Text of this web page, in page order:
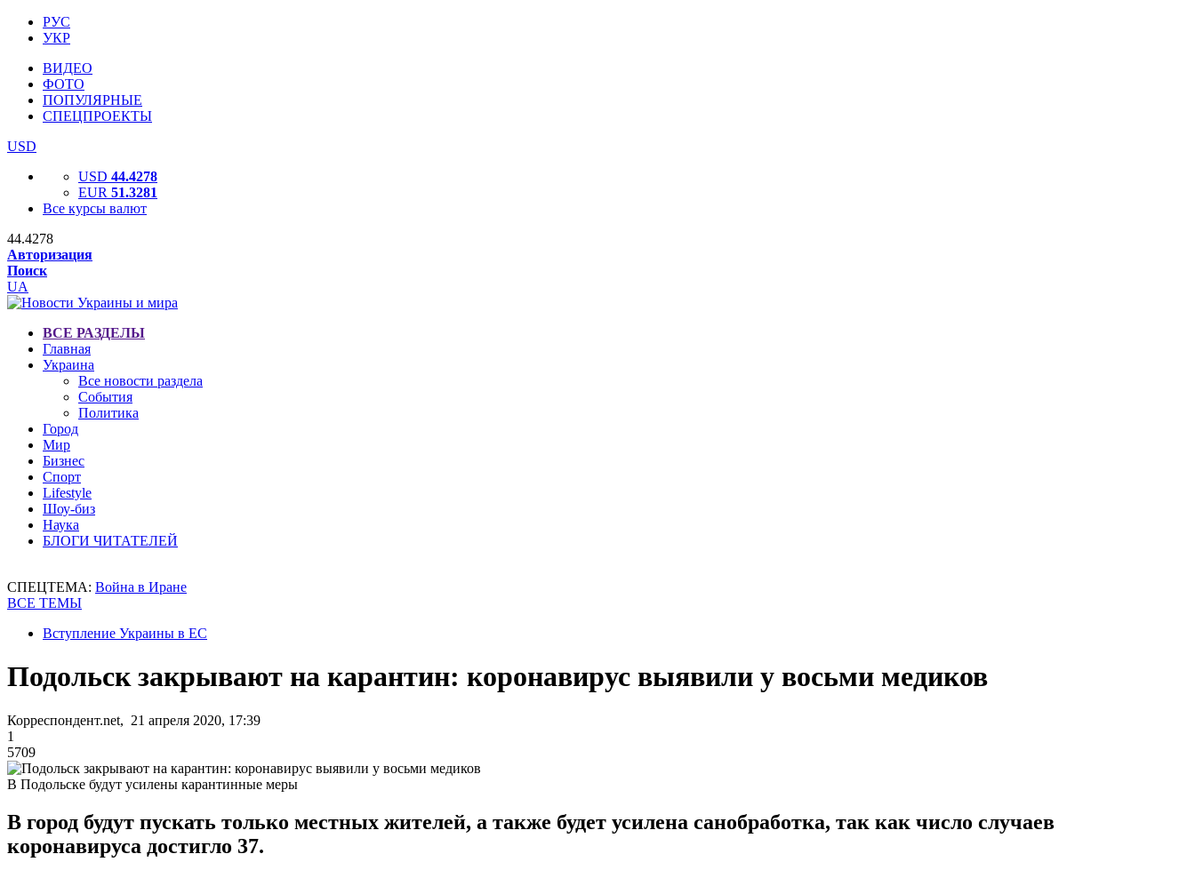
РУС
УКР
ВИДЕО
ФОТО
ПОПУЛЯРНЫЕ
СПЕЦПРОЕКТЫ
USD
USD 44.4278
EUR 51.3281
Все курсы валют
44.4278
Авторизация
Поиск
UA
ВСЕ РАЗДЕЛЫ
Главная
Украина
Все новости раздела
События
Политика
Город
Мир
Бизнес
Спорт
Lifestyle
Шоу-биз
Наука
БЛОГИ ЧИТАТЕЛЕЙ
СПЕЦТЕМА: Война в Иране
ВСЕ ТЕМЫ
Вступление Украины в ЕС
Подольск закрывают на карантин: коронавирус выявили у восьми медиков
Корреспондент.net, 21 апреля 2020, 17:39
1
5709
В Подольске будут усилены карантинные меры
В город будут пускать только местных жителей, а также будет усилена санобработка, так как число случаев
коронавируса достигло 37.